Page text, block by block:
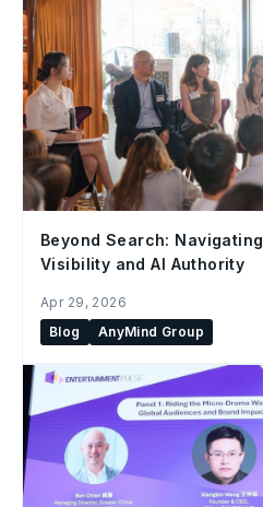
Beyond Search:
Visibility and AI Authority
Apr 29, 2026
Blog
AnyMind Group